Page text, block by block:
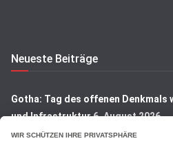
Neueste Beiträge
Gotha: Tag des offenen Denkmals
und Infrastruktur6. August 2026